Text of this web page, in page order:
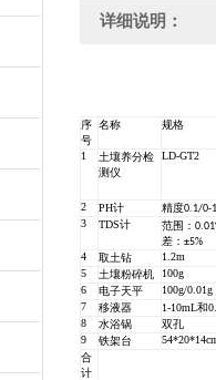
详细说明：
序
号
名称 规格
1
土壤养分检
测仪
LD-GT2
2 PH计
精度0.1/0-
3
TDS计
范围：
差：±5%
4
取土钻
1.2m
5
土壤粉碎机
100g
6
电子天平
100g/
7
移液器
1-10mL和
8
水浴锅
双孔
9
铁架台
合
计